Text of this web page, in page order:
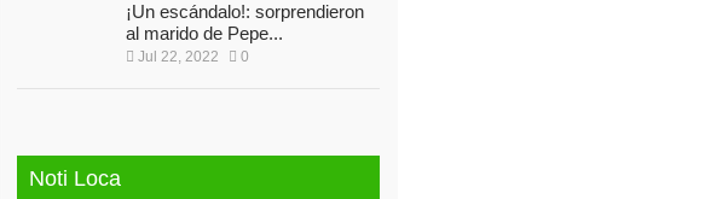
¡Un escándalo!: sorprendieron
al marido de Pepe...
Jul 22, 2022 0
Noti Loca